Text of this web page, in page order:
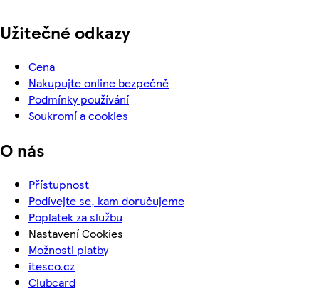
Užitečné odkazy
Cena
Nakupujte online bezpečně
Podmínky používání
Soukromí a cookies
O nás
Přístupnost
Podívejte se, kam doručujeme
Poplatek za službu
Nastavení Cookies
Možnosti platby
itesco.cz
Clubcard